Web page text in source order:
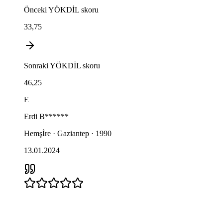
Önceki YÖKDİL skoru
33,75
Sonraki YÖKDİL skoru
46,25
E
Erdi B******
Hemşİre · Gaziantep · 1990
13.01.2024